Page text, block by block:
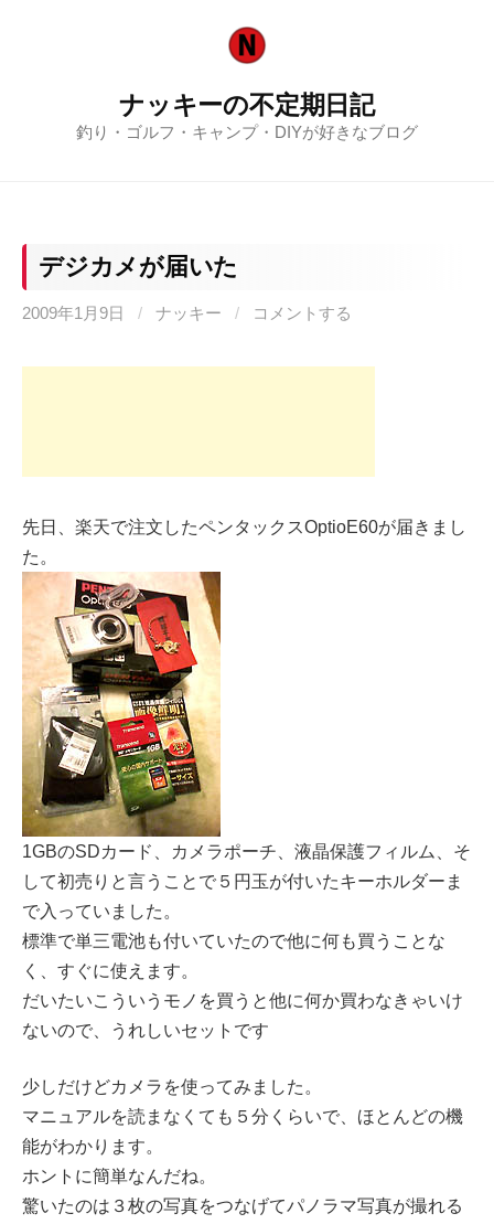
ナッキーの不定期日記
釣り・ゴルフ・キャンプ・DIYが好きなブログ
デジカメが届いた
2009年1月9日 / ナッキー / コメントする
先日、楽天で注文したペンタックスOptioE60が届きまし
た。
1GBのSDカード、カメラポーチ、液晶保護フィルム、そ
して初売りと言うことで５円玉が付いたキーホルダーま
で入っていました。
標準で単三電池も付いていたので他に何も買うことな
く、すぐに使えます。
だいたいこういうモノを買うと他に何か買わなきゃいけ
ないので、うれしいセットです
少しだけどカメラを使ってみました。
マニュアルを読まなくても５分くらいで、ほとんどの機
能がわかります。
ホントに簡単なんだね。
驚いたのは３枚の写真をつなげてパノラマ写真が撮れる